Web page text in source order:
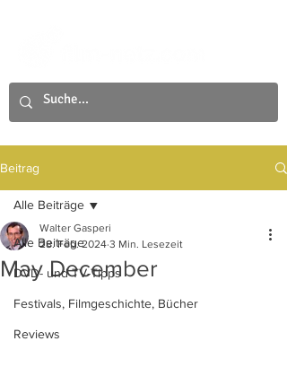
Beitrag
Alle Beiträge
DVD- und TV-Tipps
Festivals, Filmgeschichte, Bücher
Reviews
Alle Beiträge
May December
Walter Gasperi
28. Feb. 2024 3 Min. Lesezeit